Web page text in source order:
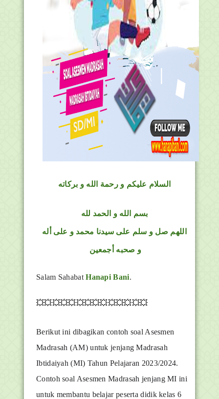
السلام عليكم و رحمة الله و بركاته
بسم الله و الحمد لله
اللهم صل و سلم على سيدنا محمد و على أله
و صحبه أجمعين
Salam SahabatHanapi Bani.
💥💥💥💥💥💥💥💥💥💥💥💥💥💥
Berikut ini dibagikan contoh soal Asesmen
Madrasah (AM) untuk jenjang Madrasah
Ibtidaiyah (MI) Tahun Pelajaran 2023/2024.
Contoh soal Asesmen Madrasah jenjang MI ini
untuk membantu belajar peserta didik kelas 6